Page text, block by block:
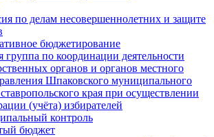
по делам несовершеннолетних и защите
бюджетирование
группа по координации деятельности
органов и органов местного
Шпаковского муниципального
края при осуществлении
(учёта) избирателей
контроль
бюджет